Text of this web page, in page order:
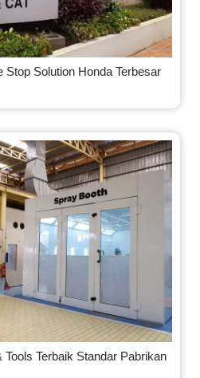
Stop Solution Honda Terbesar
Terbaik Standar Pabrikan